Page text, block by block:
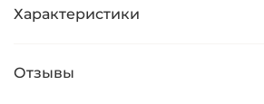
Характеристики
Отзывы